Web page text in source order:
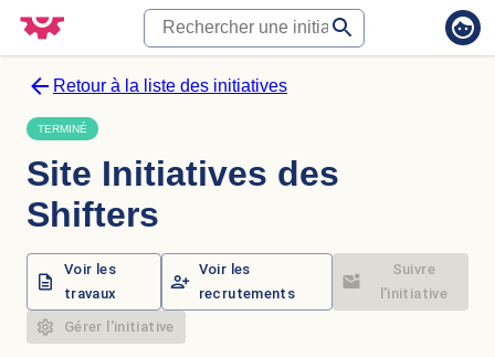
Retour à la liste des initiatives
TERMINÉ
Site Initiatives des
Shifters
Voir les
travaux
Voir les
recrutements
Suivre
l'initiative
Gérer l'initiative